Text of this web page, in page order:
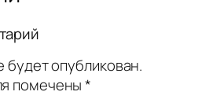
опубликован.
помечены*